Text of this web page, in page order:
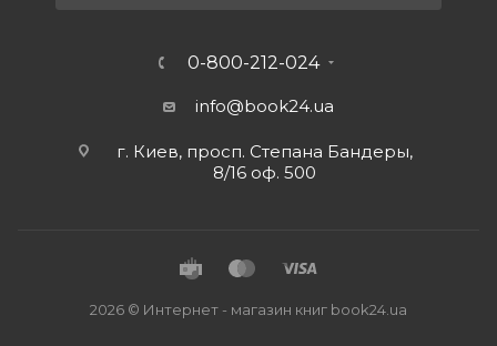
0-800-212-024
info@book24.ua
г. Киев, просп. Степана Бандеры,
8/16 оф. 500
2026 © Интернет - магазин книг book24.ua